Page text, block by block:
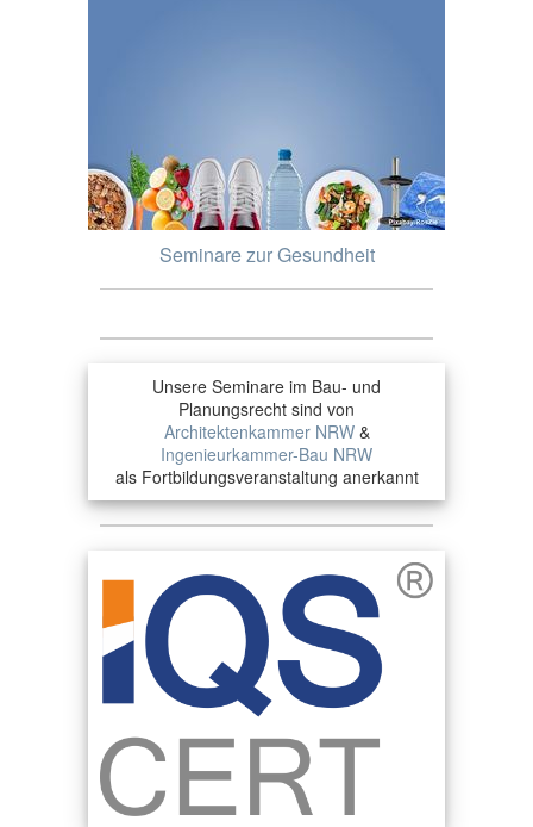
Seminare zur Gesundheit
Unsere Seminare im Bau- und
Planungsrecht sind von
Architektenkammer NRW&
Ingenieurkammer-Bau NRW
als Fortbildungsveranstaltung anerkannt